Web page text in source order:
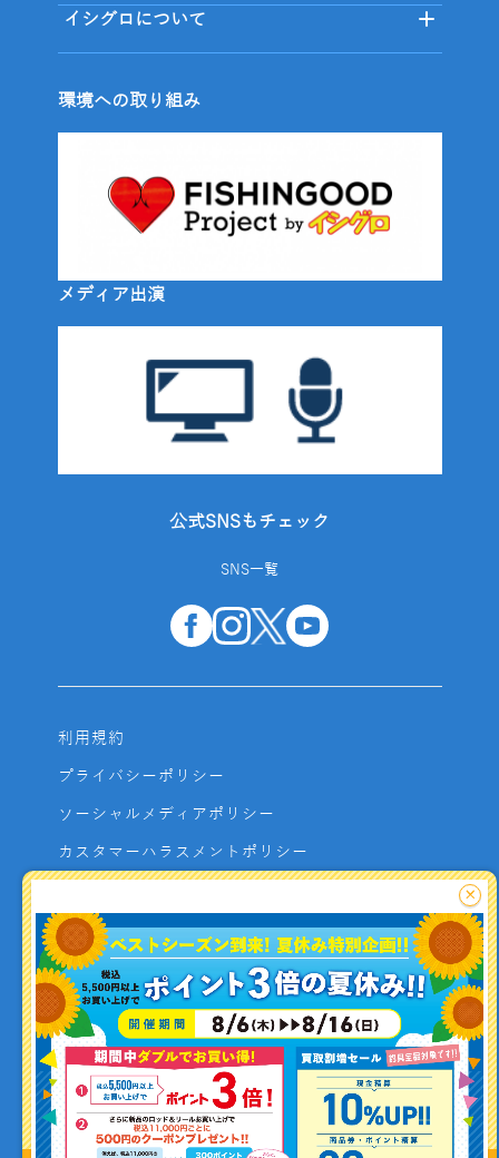
釣り情報を
投稿する
イシグロについて
環境への取り組み
メディア出演
公式SNSもチェック
SNS一覧
利用規約
プライバシーポリシー
ソーシャルメディアポリシー
カスタマーハラスメントポリシー
よくあるご質問
お問い合わせ
利用者資金の保全方法
×